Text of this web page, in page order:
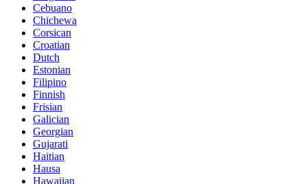
Cebuano
Chichewa
Corsican
Croatian
Dutch
Estonian
Filipino
Finnish
Frisian
Galician
Georgian
Gujarati
Haitian
Hausa
Hawaiian